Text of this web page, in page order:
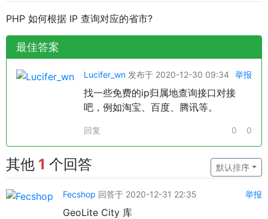
PHP 如何根据 IP 查询对应的省市?
最佳答案
Lucifer_wn 发布于 2020-12-30 09:34 举报
找一些免费的ip归属地查询接口对接
吧，例如淘宝、百度、腾讯等。
回复 0 0
其他 1 个回答 默认排序
Fecshop 回答于 2020-12-31 22:35 举报
GeoLite City 库